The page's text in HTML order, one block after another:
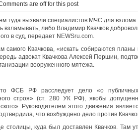
are off for this post
туда вызвали специалистов МЧС для
взламывать, либо Владимир Квачков
в суд, передает NEWSru.com.
самого Квачкова, «искать собираются планы
адвокат Квачкова Алексей Першин,
вооруженного мятежа.
ФСБ РФ расследует дело «о
строя» (ст. 280 УК РФ), якобы
Руководителем этого движения
что возбуждено дело против
столицы, куда был доставлен Квачков. Там